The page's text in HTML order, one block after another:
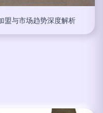
盟与市场趋势深度解析